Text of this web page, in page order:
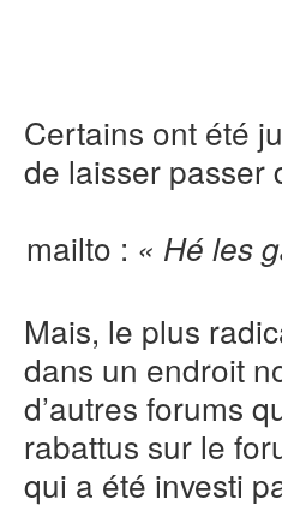
Certains ont été
de laisser passer
mailto : « Hé les
Mais, le plus
dans un endroit
d’autres forums
rabattus sur le
qui a été investi